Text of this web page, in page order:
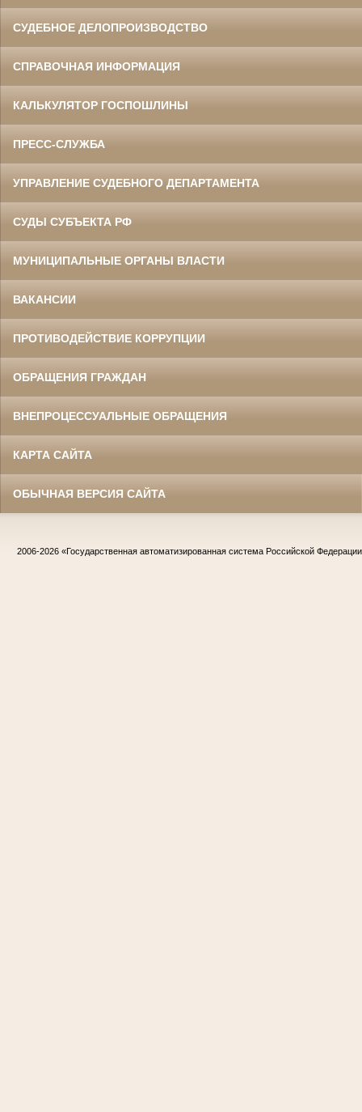
СУДЕБНОЕ ДЕЛОПРОИЗВОДСТВО
СПРАВОЧНАЯ ИНФОРМАЦИЯ
КАЛЬКУЛЯТОР ГОСПОШЛИНЫ
ПРЕСС-СЛУЖБА
УПРАВЛЕНИЕ СУДЕБНОГО ДЕПАРТАМЕНТА
СУДЫ СУБЪЕКТА РФ
МУНИЦИПАЛЬНЫЕ ОРГАНЫ ВЛАСТИ
ВАКАНСИИ
ПРОТИВОДЕЙСТВИЕ КОРРУПЦИИ
ОБРАЩЕНИЯ ГРАЖДАН
ВНЕПРОЦЕССУАЛЬНЫЕ ОБРАЩЕНИЯ
КАРТА САЙТА
ОБЫЧНАЯ ВЕРСИЯ САЙТА
2006-2026 «Государственная автоматизированная система Российской